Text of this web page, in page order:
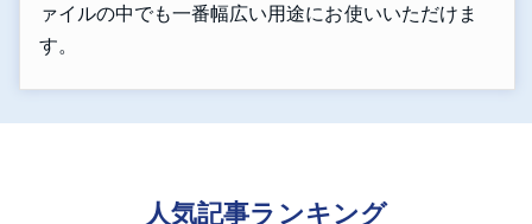
ァイルの中でも一番幅広い用途にお使いいただけま
す。
人気記事ランキング